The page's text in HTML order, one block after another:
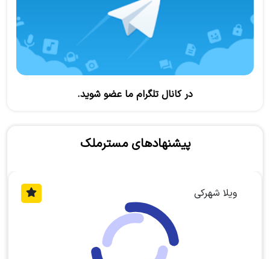
در کانال تلگرام ما عضو شوید.
پیشنهادهای مسترملک
ویلا شهرکی